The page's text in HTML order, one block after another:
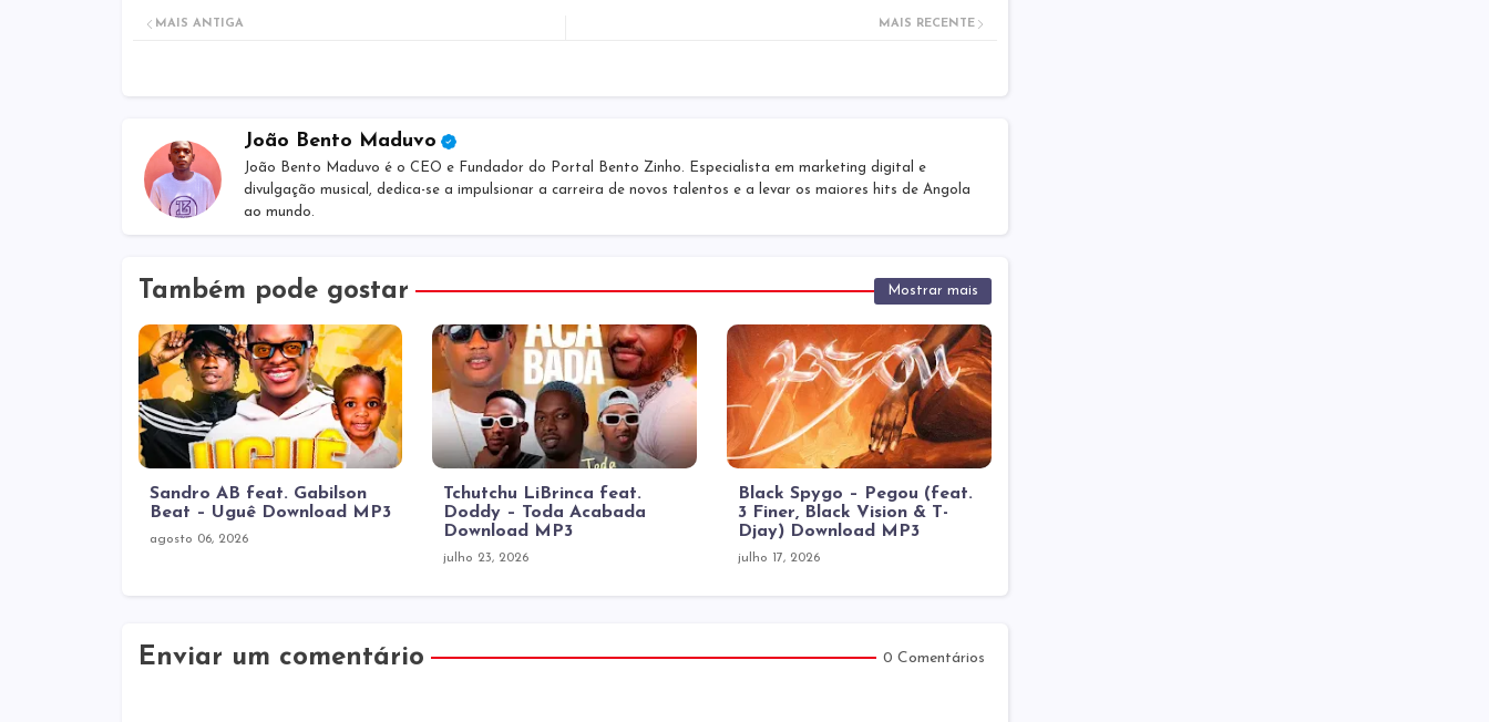
MAIS RECENTE
MAIS ANTIGA
João Bento Maduvo
João Bento Maduvo é o CEO e Fundador do Portal Bento Zinho. Especialista em marketing digital e
divulgação musical, dedica-se a impulsionar a carreira de novos talentos e a levar os maiores hits de Angola
ao mundo.
Também pode gostar Mostrar mais
Sandro AB feat. Gabilson
Beat – Uguê Download MP3
agosto 06, 2026
Tchutchu LiBrinca feat.
Doddy – Toda Acabada
Download MP3
julho 23, 2026
Black Spygo – Pegou (feat.
3 Finer, Black Vision & T-
Djay) Download MP3
julho 17, 2026
Enviar um comentário 0 Comentários